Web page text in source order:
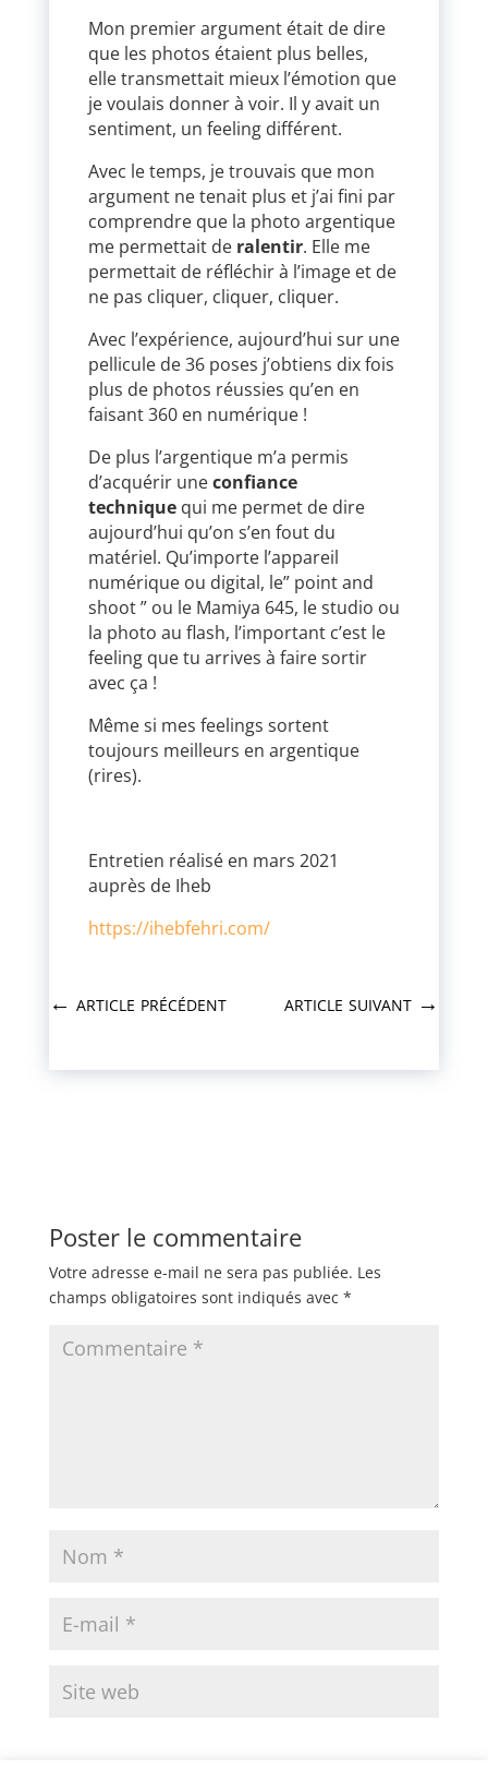
Mon premier argument était de dire
que les photos étaient plus belles,
elle transmettait mieux l’émotion que
je voulais donner à voir. Il y avait un
sentiment, un feeling différent.
Avec le temps, je trouvais que mon
argument ne tenait plus et j’ai fini par
comprendre que la photo argentique
me permettait de ralentir. Elle me
permettait de réfléchir à l’image et de
ne pas cliquer, cliquer, cliquer.
Avec l’expérience, aujourd’hui sur une
pellicule de 36 poses j’obtiens dix fois
plus de photos réussies qu’en en
faisant 360 en numérique !
De plus l’argentique m’a permis
d’acquérir uneconfiance
technique qui me permet de dire
aujourd’hui qu’on s’en fout du
matériel. Qu’importe l’appareil
numérique ou digital, le” point and
shoot ” ou le Mamiya 645, le studio ou
la photo au flash, l’important c’est le
feeling que tu arrives à faire sortir
avec ça !
Même si mes feelings sortent
toujours meilleurs en argentique
(rires).
Entretien réalisé en mars 2021
auprès de Iheb
https://ihebfehri.com/
← article précédent article suivant →
Poster le commentaire
Votre adresse e-mail ne sera pas publiée. Les
champs obligatoires sont indiqués avec *